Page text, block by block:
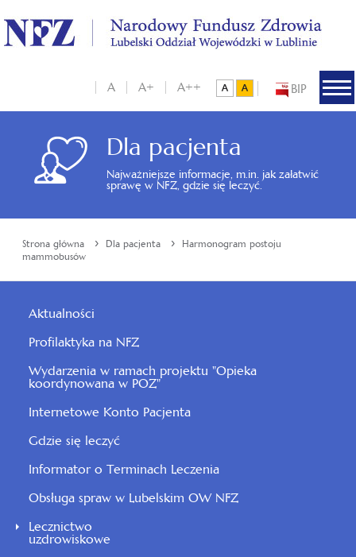
BIP
A A+ A++
Dla pacjenta
Najważniejsze informacje, m.in. jak załatwić
sprawę w NFZ, gdzie się leczyć.
Strona główna › Dla pacjenta ›
Harmonogram postoju
mammobusów
Aktualności
Profilaktyka na NFZ
Wydarzenia w ramach projektu "Opieka
koordynowana w POZ"
Internetowe Konto Pacjenta
Gdzie się leczyć
Informator o Terminach Leczenia
Obsługa spraw w Lubelskim OW NFZ
Lecznictwo
uzdrowiskowe